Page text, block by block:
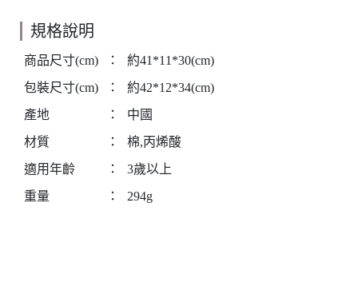
規格說明
商品尺寸(cm) ：
約41*11*30(cm)
包裝尺寸(cm)
：
約42*12*34(cm)
產地
：
中國
材質
：
棉,丙烯酸
適用年齡
：
3歲以上
重量
： 294g